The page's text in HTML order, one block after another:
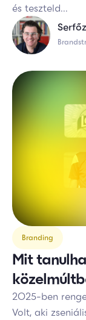
és teszteld...
Branding
Mit
2025-ben
Volt, aki